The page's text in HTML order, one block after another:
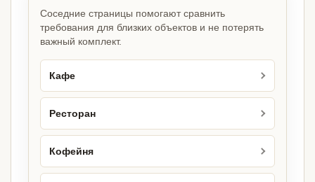
Соседние страницы помогают сравнить
требования для близких объектов и не потерять
важный комплект.
Кафе
Ресторан
Кофейня